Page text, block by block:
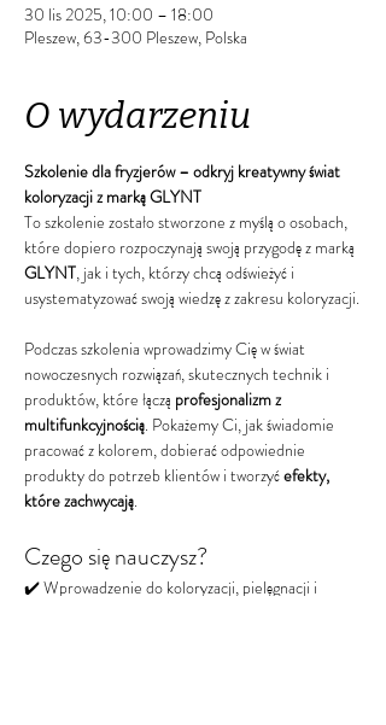
30 lis 2025, 10:00 – 18:00
Pleszew, 63-300 Pleszew, Polska
O wydarzeniu
Szkolenie dla fryzjerów – odkryj kreatywny świat
koloryzacji z marką GLYNT
To szkolenie zostało stworzone z myślą o osobach,
które dopiero rozpoczynają swoją przygodę z marką
GLYNT, jak i tych, którzy chcą odświeżyć i
usystematyzować swoją wiedzę z zakresu koloryzacji.
Podczas szkolenia wprowadzimy Cię w świat
nowoczesnych rozwiązań, skutecznych technik i
produktów, które łączą profesjonalizm z
multifunkcyjnością. Pokażemy Ci, jak świadomie
pracować z kolorem, dobierać odpowiednie
produkty do potrzeb klientów i tworzyć efekty,
które zachwycają.
Czego się nauczysz?
✔️ Wprowadzenie do koloryzacji, pielęgnacji i